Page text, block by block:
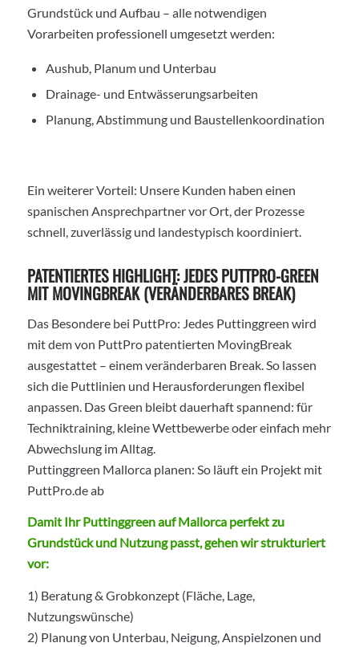
Grundstück und Aufbau – alle notwendigen
Vorarbeiten professionell umgesetzt werden:
Aushub, Planum und Unterbau
Drainage- und Entwässerungsarbeiten
Planung, Abstimmung und Baustellenkoordination
Ein weiterer Vorteil: Unsere Kunden haben einen
spanischen Ansprechpartner vor Ort, der Prozesse
schnell, zuverlässig und landestypisch koordiniert.
PATENTIERTES HIGHLIGHT: JEDES PUTTPRO-GREEN
MIT MOVINGBREAK (VERÄNDERBARES BREAK)
Das Besondere bei PuttPro: Jedes Puttinggreen wird
mit dem von PuttPro patentierten MovingBreak
ausgestattet – einem veränderbaren Break. So lassen
sich die Puttlinien und Herausforderungen flexibel
anpassen. Das Green bleibt dauerhaft spannend: für
Techniktraining, kleine Wettbewerbe oder einfach mehr
Abwechslung im Alltag.
Puttinggreen Mallorca planen: So läuft ein Projekt mit
PuttPro.de ab
Damit Ihr Puttinggreen auf Mallorca perfekt zu
Grundstück und Nutzung passt, gehen wir strukturiert
vor:
1) Beratung & Grobkonzept (Fläche, Lage,
Nutzungswünsche)
2) Planung von Unterbau, Neigung, Anspielzonen und